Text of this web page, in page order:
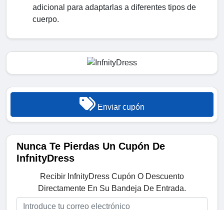
adicional para adaptarlas a diferentes tipos de
cuerpo.
Enviar cupón
Nunca Te Pierdas Un Cupón De
InfnityDress
Recibir InfnityDress Cupón O Descuento
Directamente En Su Bandeja De Entrada.